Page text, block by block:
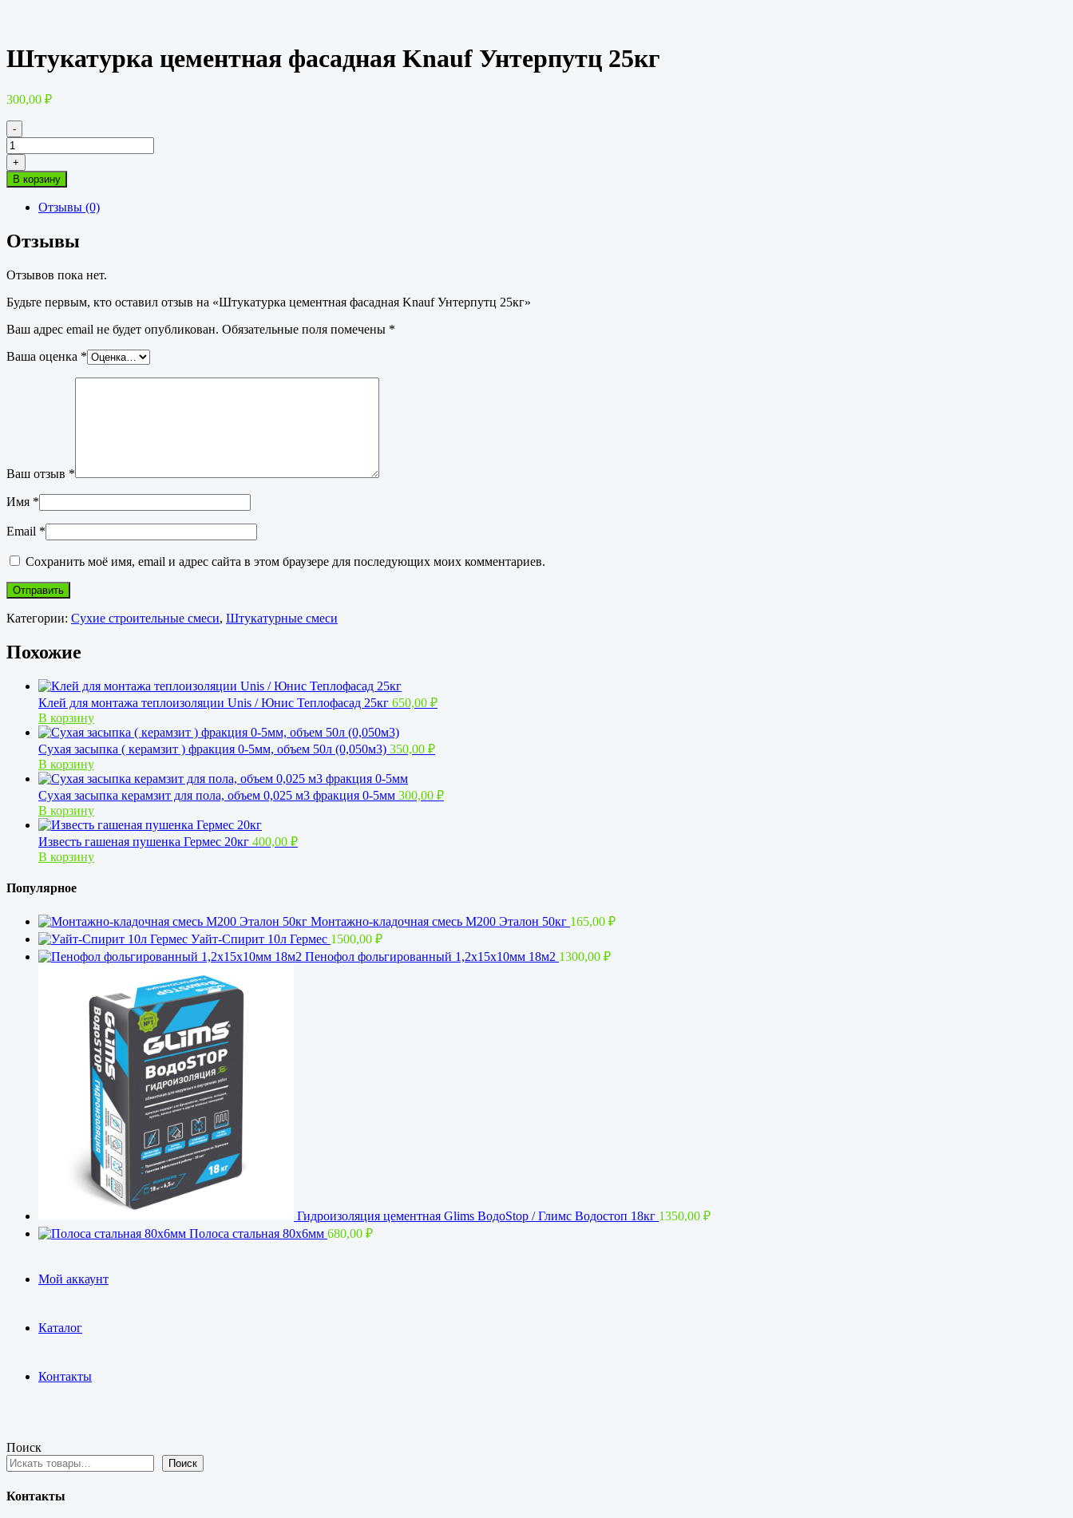
Штукатурка цементная фасадная Knauf Унтерпутц 25кг
300,00 ₽
-
Количество
товара
Штукатурка
цементная
фасадная
25кг
+
В корзину
Отзывы (0)
Отзывы
Отзывов пока нет.
Будьте первым, кто оставил отзыв на «Штукатурка цементная фасадная Knauf Унтерпутц 25кг»
Ваш адрес email не будет опубликован. Обязательные поля помечены *
Ваша оценка *
Ваш отзыв *
Имя *
Email *
Сохранить моё имя, email и адрес сайта в этом браузере для последующих моих комментариев.
Категории: Сухие строительные смеси, Штукатурные смеси
Похожие
Клей для монтажа теплоизоляции Unis / Юнис Теплофасад 25кг 650,00 ₽
В корзину
Сухая засыпка ( керамзит ) фракция 0-5мм, объем 50л (0,050м3) 350,00 ₽
В корзину
Сухая засыпка керамзит для пола, объем 0,025 м3 фракция 0-5мм 300,00 ₽
В корзину
Известь гашеная пушенка Гермес 20кг 400,00 ₽
В корзину
Популярное
Монтажно-кладочная смесь М200 Эталон 50кг 165,00 ₽
Уайт-Спирит 10л Гермес 1500,00 ₽
Пенофол фольгированный 1,2x15х10мм 18м2 1300,00 ₽
Гидроизоляция цементная Glims BoдoStop / Глимс Водостоп 18кг 1350,00 ₽
Полоса стальная 80х6мм 680,00 ₽
Мой аккаунт
Каталог
Контакты
Поиск
Поиск
Контакты